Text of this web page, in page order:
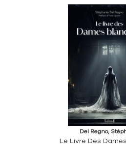
Del Regno,
Le Livre Des